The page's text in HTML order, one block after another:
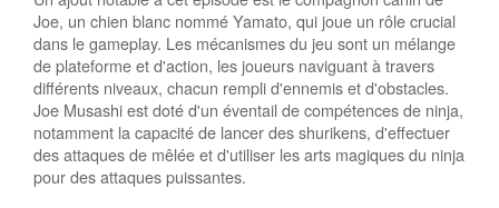
Joe, un chien blanc nommé Yamato, qui joue un rôle crucial
dans le gameplay. Les mécanismes du jeu sont un mélange
de plateforme et d'action, les joueurs naviguant à travers
différents niveaux, chacun rempli d'ennemis et d'obstacles.
Joe Musashi est doté d'un éventail de compétences de ninja,
notamment la capacité de lancer des shurikens, d'effectuer
des attaques de mêlée et d'utiliser les arts magiques du ninja
pour des attaques puissantes.